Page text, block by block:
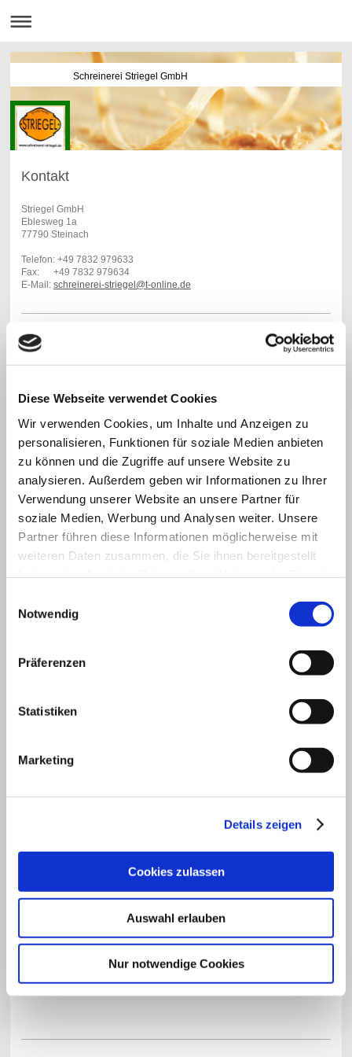
Diese Webseite verwendet Cookies
Wir verwenden Cookies, um Inhalte und Anzeigen zu
personalisieren, Funktionen für soziale Medien anbieten
zu können und die Zugriffe auf unsere Website zu
analysieren. Außerdem geben wir Informationen zu Ihrer
Verwendung unserer Website an unsere Partner für
soziale Medien, Werbung und Analysen weiter. Unsere
Partner führen diese Informationen möglicherweise mit
weiteren Daten zusammen, die Sie ihnen bereitgestellt
Notwendig
Präferenzen
Statistiken
Marketing
Details zeigen
Cookies zulassen
Auswahl erlauben
Nur notwendige Cookies
Schreinerei Striegel GmbH
Kontakt
Striegel GmbH
Eblesweg 1a
77790 Steinach
Telefon: +49 7832 979633
Fax: +49 7832 979634
E-Mail: schreinerei-striegel@t-online.de
Haben Sie eine Frage? Bitte nutzen Sie das Kontaktformular. Wir freuen
uns, von Ihnen zu hören und stehen Ihnen mit Rat und Tat zur Seite.
gerne.
Name:*
Adresse:
E-Mail-Adresse:*
Frage:*
bezeichnet sind, sind Pflichtfelder.
Fax:+49 (0)7832-979634
schreinerei-striegel@t-online.de